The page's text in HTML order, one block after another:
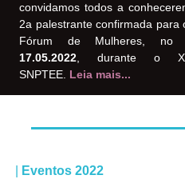
convidamos todos a
2a palestrante confirmada para
Fórum de Mulheres, no
17.05.2022 , durante o
SNPTEE. Leia mais...
Eventos 2022